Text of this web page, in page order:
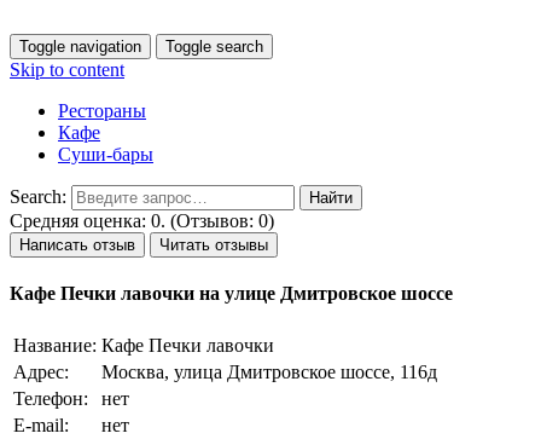
Toggle navigation Toggle search
Skip to content
Рестораны
Кафе
Суши-бары
Search:
Средняя оценка: 0. (Отзывов: 0)
Написать отзыв Читать отзывы
Кафе Печки лавочки на улице Дмитровское шоссе
Название: Кафе Печки лавочки
Адрес:
Москва, улица Дмитровское шоссе, 116д
Телефон:
нет
E-mail:
нет